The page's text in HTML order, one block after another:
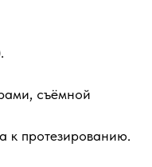
съёмной
к протезированию.